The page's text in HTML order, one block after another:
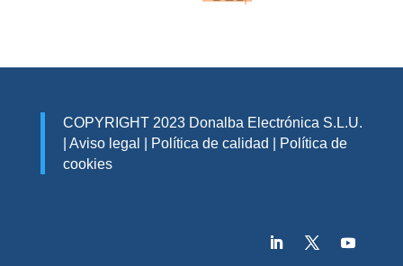
COPYRIGHT 2023 Donalba Electrónica S.L.U.
Aviso legal Política de calidad
Política de
cookies